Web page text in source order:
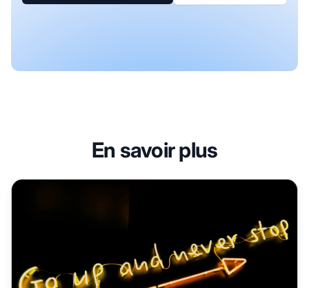
En savoir plus
Comment ne pas abandonner le marketing d'affiliation